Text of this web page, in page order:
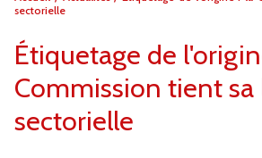
êtes
sectorielle
Étiquetage de
Commission tient sa
sectorielle